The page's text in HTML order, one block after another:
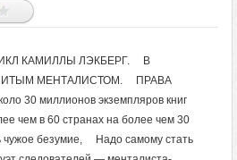
КАМИЛЛЫ ЛЭКБЕРГ. В
МЕНТАЛИСТОМ. ПРАВА
30 миллионов экземпляров книг
чем в 60 странах на более чем 30
безумие, Надо самому стать